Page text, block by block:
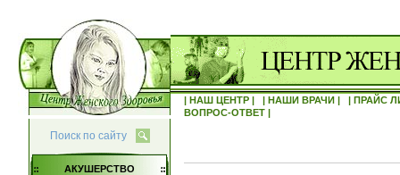
| НАШ ЦЕНТР | | НАШИ ВРАЧИ |
| ПРАЙС
ВОПРОС-ОТВЕТ |
Поиск по сайту
АКУШЕРСТВО